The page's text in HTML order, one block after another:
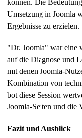
können. Die
Umsetzung in Joomla
Ergebnisse zu erzielen.
"Dr. Joomla" war eine
auf die Diagnose und
mit denen Joomla-
Kombination von
bot diese Session
Joomla-Seiten und die
Fazit und Ausblick